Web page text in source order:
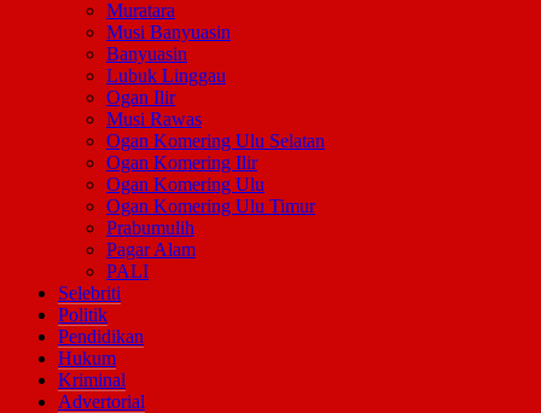
Muratara
Musi Banyuasin
Banyuasin
Lubuk Linggau
Ogan Ilir
Musi Rawas
Ogan Komering Ulu Selatan
Ogan Komering Ilir
Ogan Komering Ulu
Ogan Komering Ulu Timur
Prabumulih
Pagar Alam
PALI
Selebriti
Politik
Pendidikan
Hukum
Kriminal
Advertorial